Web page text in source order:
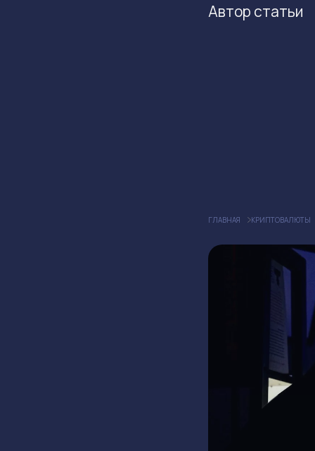
Автор статьи
ГЛАВНАЯ КРИПТОВАЛЮТЫ